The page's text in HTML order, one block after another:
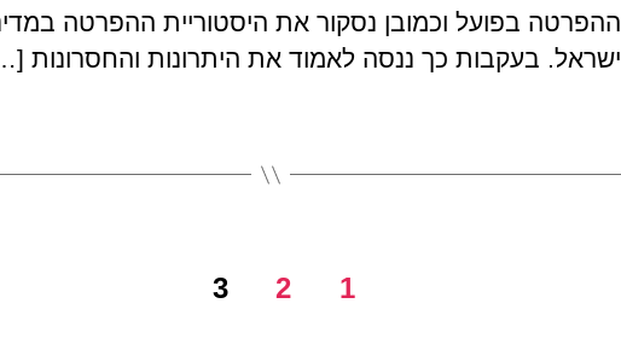
ההפרטה בפועל וכמובן נסקור את היסטוריית ההפרטה
ישראל. בעקבות כך ננסה לאמוד את היתרונות והחסרונות
1
2
3